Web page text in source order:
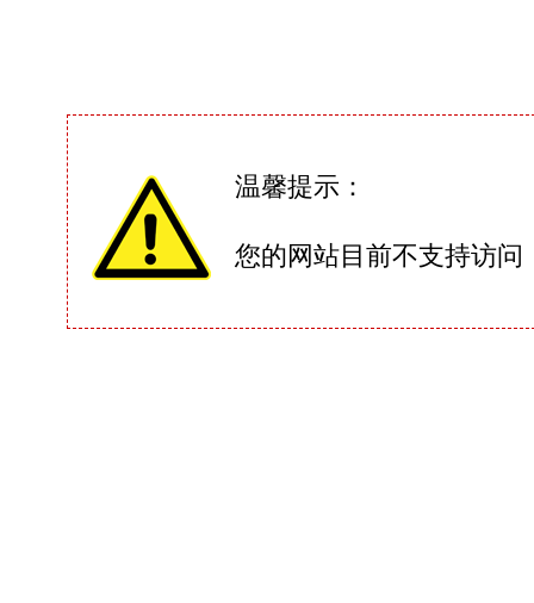
温馨提示：
您的网站目前不支持访